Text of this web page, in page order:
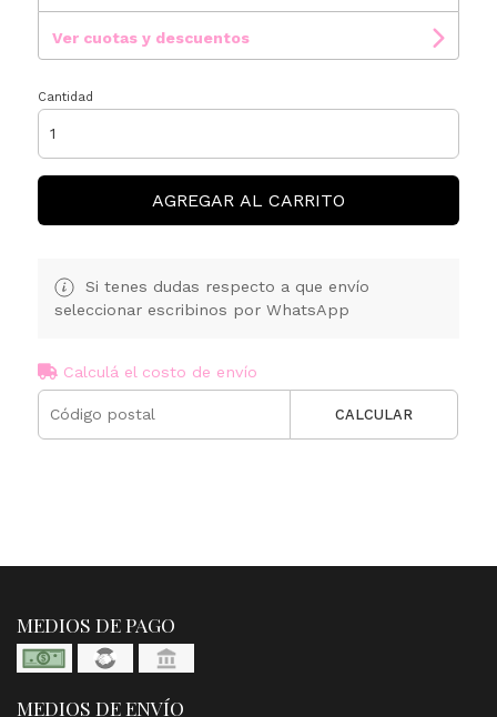
Ver cuotas y descuentos
Cantidad
AGREGAR AL CARRITO
Si tenes dudas respecto a que envío
seleccionar escribinos por WhatsApp
Calculá el costo de envío
CALCULAR
MEDIOS DE PAGO
MEDIOS DE ENVÍO